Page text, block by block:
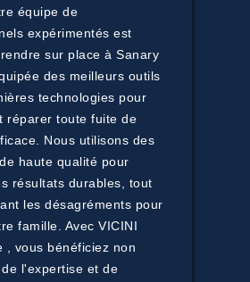
équipe de
expérimentés est
sur place à Sanary
des meilleurs outils
technologies pour
réparer toute fuite de
Nous utilisons des
haute qualité pour
résultats durables, tout
les désagréments pour
famille. Avec VICINI
, vous bénéficiez non
l'expertise et de